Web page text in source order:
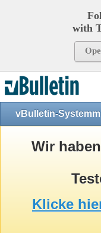
with
vBulletin-
Wir
Klicke
Page Time:0,12128
Templates:24